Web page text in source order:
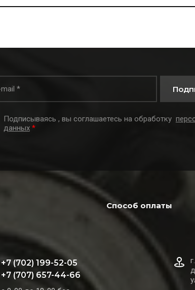
Подписываясь , вы соглашаетесь на обработку
данных *
Способ оплаты
+7 (702) 199-52-05
+7 (707) 657-44-66